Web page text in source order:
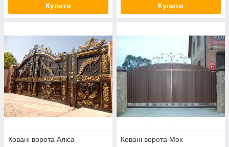
Купити Купити
Ковані ворота Аліса
Ковані ворота Мок